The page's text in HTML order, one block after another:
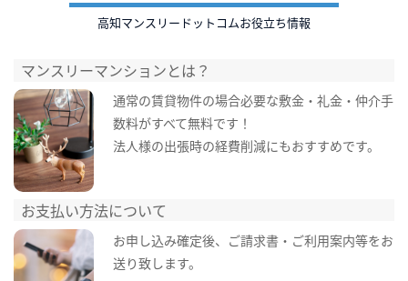
高知マンスリードットコムお役立ち情報
マンスリーマンションとは？
通常の賃貸物件の場合必要な敷金・礼金・仲介手
数料がすべて無料です！
法人様の出張時の経費削減にもおすすめです。
お支払い方法について
お申し込み確定後、ご請求書・ご利用案内等をお
送り致します。